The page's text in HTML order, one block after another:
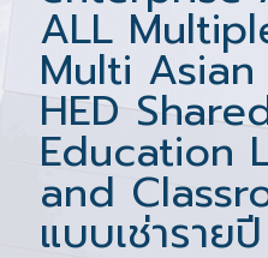
ALL
Multi
HED
Education
and
แบบเช่ารา